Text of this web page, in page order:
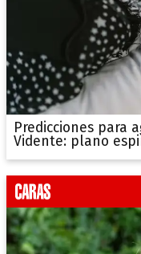
Predicciones para
Vidente: plano